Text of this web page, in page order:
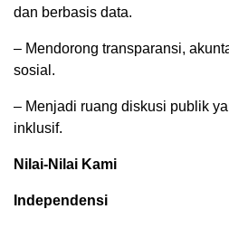
dan berbasis data.
– Mendorong transparansi,
sosial.
– Menjadi ruang diskusi publik
inklusif.
Nilai-Nilai Kami
Independensi